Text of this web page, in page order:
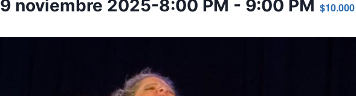
9 noviembre 2025-8:00 PM - 9:00 PM